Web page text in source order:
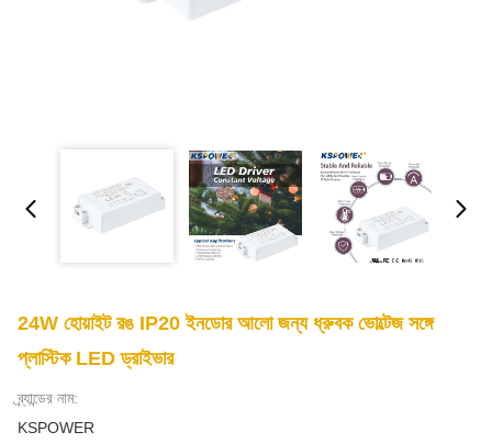
24W হোয়াইট রঙ IP20 ইনডোর আলো জন্য ধ্রুবক ভোল্টেজ সঙ্গে
প্লাস্টিক LED ড্রাইভার
ব্র্যান্ডের নাম:
KSPOWER